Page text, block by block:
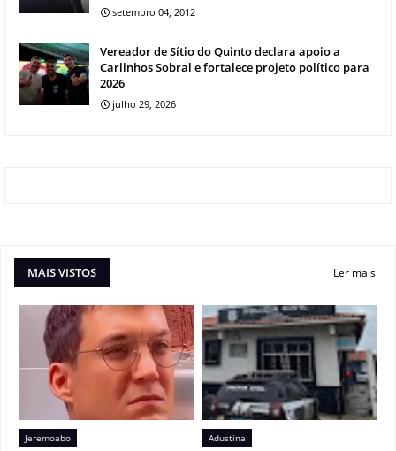
setembro 04, 2012
Vereador de Sítio do Quinto declara apoio a
Carlinhos Sobral e fortalece projeto político para
2026
julho 29, 2026
MAIS VISTOS Ler mais
Jeremoabo Adustina